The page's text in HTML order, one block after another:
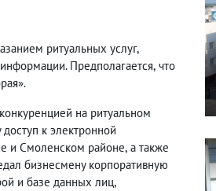
ритуальных услуг,
Предполагается, что
на ритуальном
к электронной
и Смоленском районе, а также
бизнесмену корпоративную
и базе данных лиц,